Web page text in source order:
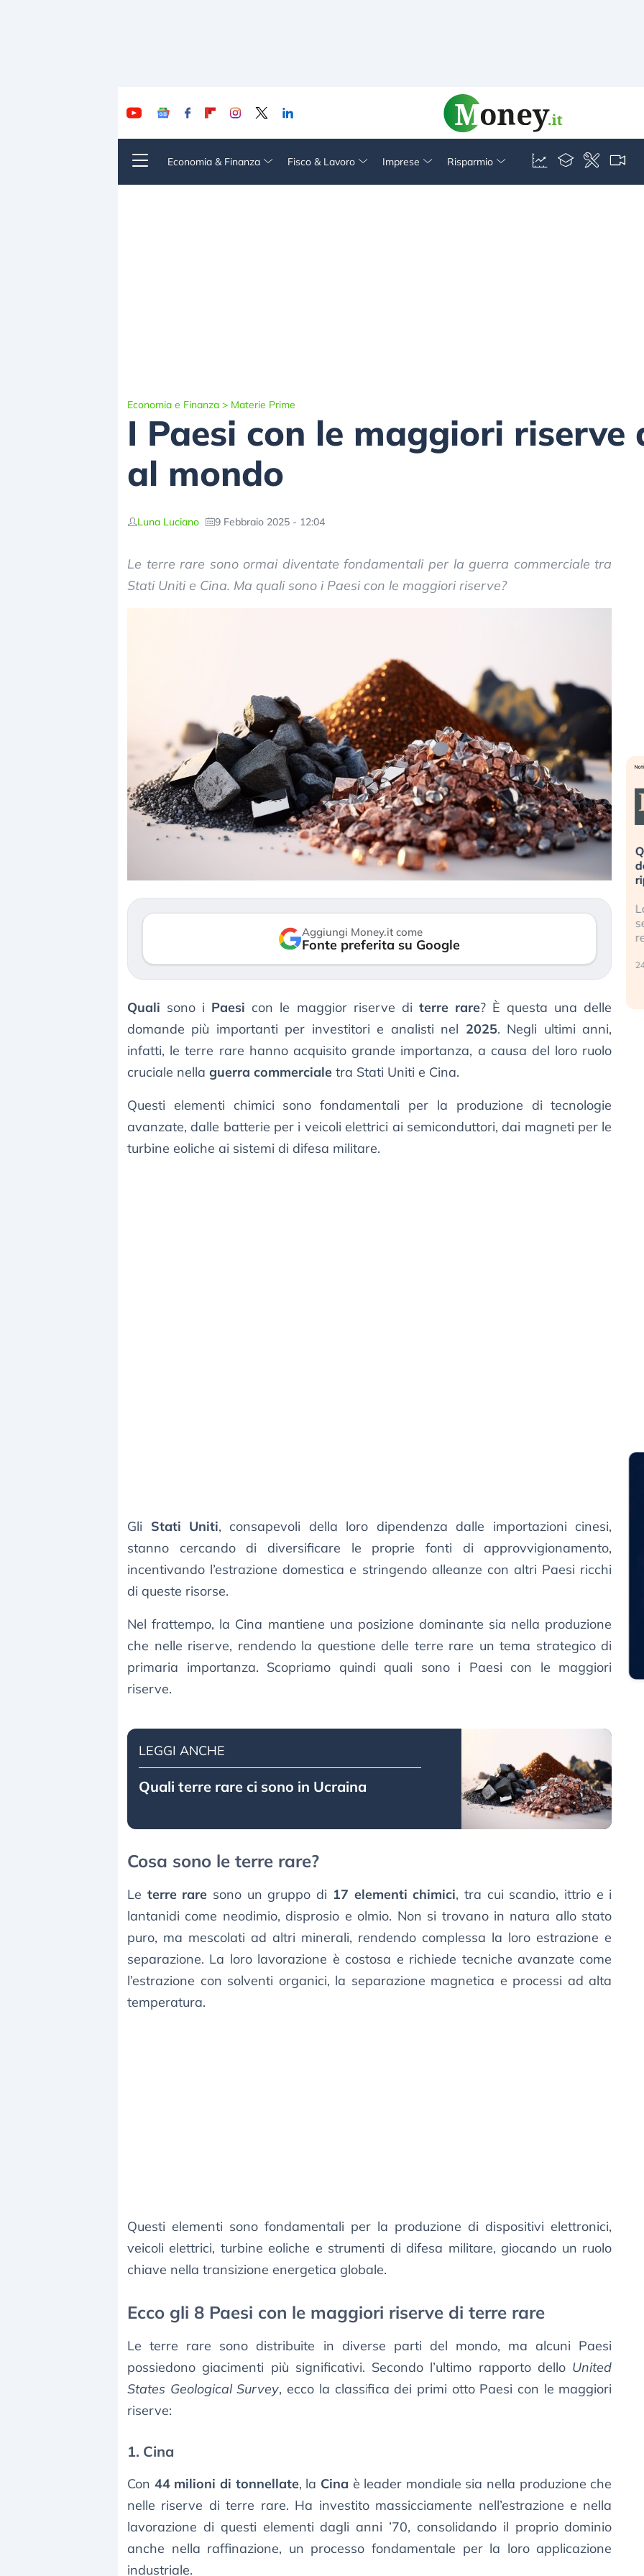
Economia & Finanza Fisco & Lavoro Imprese Risparmio
Economia e Finanza > Materie Prime
I Paesi con le maggiori riserve
al mondo
Luna Luciano 9 Febbraio 2025 - 12:04
Le terre rare sono ormai diventate fondamentali per la guerra commerciale tra
Stati Uniti e Cina. Ma quali sono i Paesi con le maggiori riserve?
Aggiungi Money.it come
Fonte preferita su Google
Quali sono i Paesi con le maggior riserve di terre rare? È questa una delle
domande più importanti per investitori e analisti nel 2025. Negli ultimi anni,
infatti, le terre rare hanno acquisito grande importanza, a causa del loro ruolo
cruciale nella guerra commerciale tra Stati Uniti e Cina.
Questi elementi chimici sono fondamentali per la produzione di tecnologie
avanzate, dalle batterie per i veicoli elettrici ai semiconduttori, dai magneti per le
turbine eoliche ai sistemi di difesa militare.
Gli Stati Uniti, consapevoli della loro dipendenza dalle importazioni cinesi,
stanno cercando di diversificare le proprie fonti di approvvigionamento,
incentivando l’estrazione domestica e stringendo alleanze con altri Paesi ricchi
di queste risorse.
Nel frattempo, la Cina mantiene una posizione dominante sia nella produzione
che nelle riserve, rendendo la questione delle terre rare un tema strategico di
primaria importanza. Scopriamo quindi quali sono i Paesi con le maggiori
riserve.
LEGGI ANCHE
Quali terre rare ci sono in Ucraina
Cosa sono le terre rare?
Le terre rare sono un gruppo di 17 elementi chimici, tra cui scandio, ittrio e i
lantanidi come neodimio, disprosio e olmio. Non si trovano in natura allo stato
puro, ma mescolati ad altri minerali, rendendo complessa la loro estrazione e
separazione. La loro lavorazione è costosa e richiede tecniche avanzate come
l’estrazione con solventi organici, la separazione magnetica e processi ad alta
temperatura.
Questi elementi sono fondamentali per la produzione di dispositivi elettronici,
veicoli elettrici, turbine eoliche e strumenti di difesa militare, giocando un ruolo
chiave nella transizione energetica globale.
Ecco gli 8 Paesi con le maggiori riserve di terre rare
Le terre rare sono distribuite in diverse parti del mondo, ma alcuni Paesi
possiedono giacimenti più significativi. Secondo l’ultimo rapporto dello United
States Geological Survey, ecco la classifica dei primi otto Paesi con le maggiori
riserve:
1. Cina
Con 44 milioni di tonnellate, la Cina è leader mondiale sia nella produzione che
nelle riserve di terre rare. Ha investito massicciamente nell’estrazione e nella
lavorazione di questi elementi dagli anni ’70, consolidando il proprio dominio
anche nella raffinazione, un processo fondamentale per la loro applicazione
industriale.
repricing degli asset?
Gli investitori stanno finalmente
mostrando segni di stanchezza
«La mia vita è rovinata». Investitori
in preda al panico dopo lo scoppio
della bolla AI
30 luglio 2026
Quando la finanza pesa più
dell’economia reale.
ripetendo gli errori del 2008?
La ricchezza mondiale
sempre più sganciata
24 luglio 2026